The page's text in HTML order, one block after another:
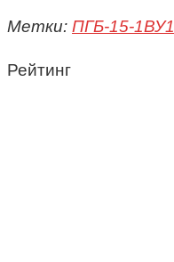
Метки: ПГБ-15-1ВУ1
Рейтинг